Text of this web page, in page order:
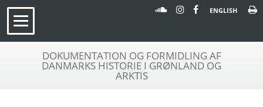
ENGLISH
DOKUMENTATION OG FORMIDLING AF
DANMARKS HISTORIE I GRØNLAND OG
ARKTIS